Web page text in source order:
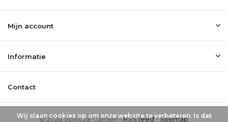
Mijn account
Informatie
Contact
© 2024 Spiritual Garden -RSS feed-Sitemap
Wij slaan cookies op om onze website te verbeteren. Is dat